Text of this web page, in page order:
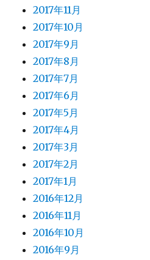
2017年11月
2017年10月
2017年9月
2017年8月
2017年7月
2017年6月
2017年5月
2017年4月
2017年3月
2017年2月
2017年1月
2016年12月
2016年11月
2016年10月
2016年9月